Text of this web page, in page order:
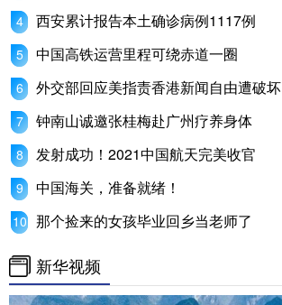
西安累计报告本土确诊病例1117例
中国高铁运营里程可绕赤道一圈
外交部回应美指责香港新闻自由遭破坏
钟南山诚邀张桂梅赴广州疗养身体
发射成功！2021中国航天完美收官
中国海关，准备就绪！
那个捡来的女孩毕业回乡当老师了
新华视频